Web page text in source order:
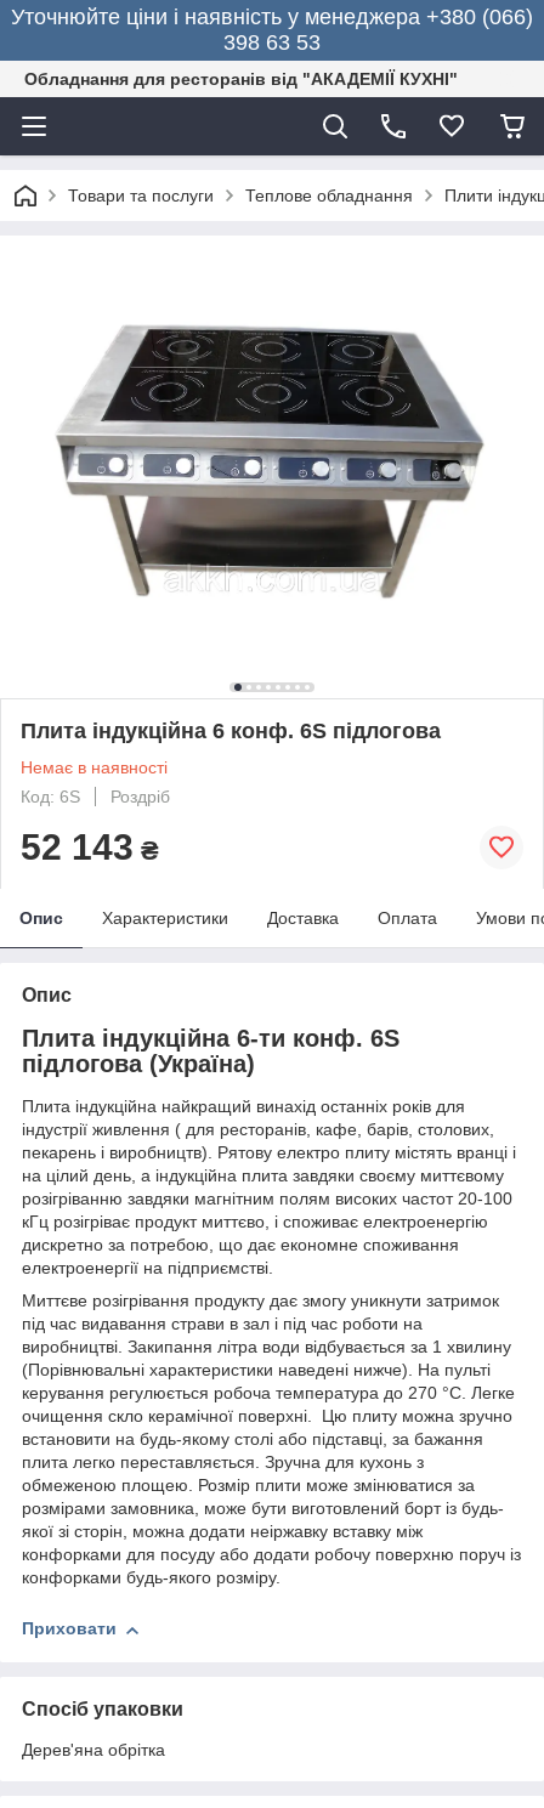
Уточнюйте ціни і наявність у менеджера +380 (066)
398 63 53
Обладнання для ресторанів від "АКАДЕМІЇ КУХНІ"
Товари та послуги Теплове обладнання Плити
Плита індукційна 6 конф. 6S підлогова
Немає в наявності
Код: 6S
Роздріб
52 143 ₴
Опис Характеристики Доставка Оплата Умови
Опис
Плита індукційна 6-ти конф. 6S
підлогова (Україна)
Плита індукційна найкращий винахід останніх років для
індустрії живлення ( для ресторанів, кафе, барів, столових,
пекарень і виробництв). Рятову електро плиту містять вранці і
на цілий день, а індукційна плита завдяки своєму миттєвому
розігріванню завдяки магнітним полям високих частот 20-100
кГц розігріває продукт миттєво, і споживає електроенергію
дискретно за потребою, що дає економне споживання
електроенергії на підприємстві.
Миттєве розігрівання продукту дає змогу уникнути затримок
під час видавання страви в зал і під час роботи на
виробництві. Закипання літра води відбувається за 1 хвилину
(Порівнювальні характеристики наведені нижче). На пульті
керування регулюється робоча температура до 270 °C. Легке
очищення скло керамічної поверхні. Цю плиту можна зручно
встановити на будь-якому столі або підставці, за бажання
плита легко переставляється. Зручна для кухонь з
обмеженою площею. Розмір плити може змінюватися за
розмірами замовника, може бути виготовлений борт із будь-
якої зі сторін, можна додати неіржавку вставку між
конфорками для посуду або додати робочу поверхню поруч із
конфорками будь-якого розміру.
Приховати
Спосіб упаковки
Дерев'яна обрітка